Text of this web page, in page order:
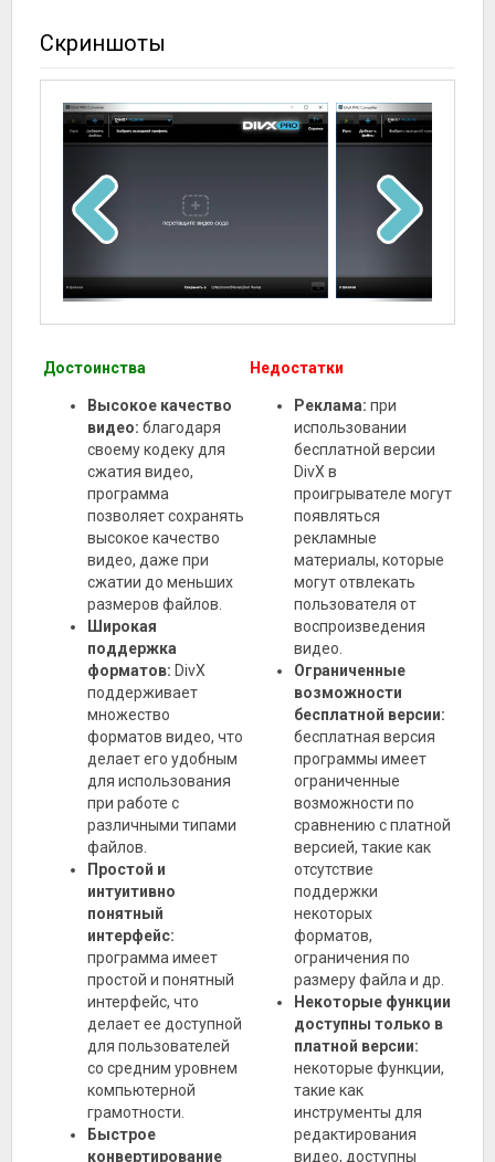
Скриншоты
Достоинства
Высокое качество
видео: благодаря
своему кодеку для
сжатия видео,
программа
позволяет сохранять
высокое качество
видео, даже при
сжатии до меньших
размеров файлов.
Широкая
поддержка
форматов: DivX
поддерживает
множество
форматов видео, что
делает его удобным
для использования
при работе с
различными типами
файлов.
Простой и
интуитивно
понятный
интерфейс:
программа имеет
простой и понятный
интерфейс, что
делает ее доступной
для пользователей
со средним уровнем
компьютерной
грамотности.
Быстрое
конвертирование
Недостатки
Реклама: при
использовании
бесплатной версии
DivX в
проигрывателе могут
появляться
рекламные
материалы, которые
могут отвлекать
пользователя от
воспроизведения
видео.
Ограниченные
возможности
бесплатной версии:
бесплатная версия
программы имеет
ограниченные
возможности по
сравнению с платной
версией, такие как
отсутствие
поддержки
некоторых
форматов,
ограничения по
размеру файла и др.
Некоторые функции
доступны только в
платной версии:
некоторые функции,
такие как
инструменты для
редактирования
видео, доступны